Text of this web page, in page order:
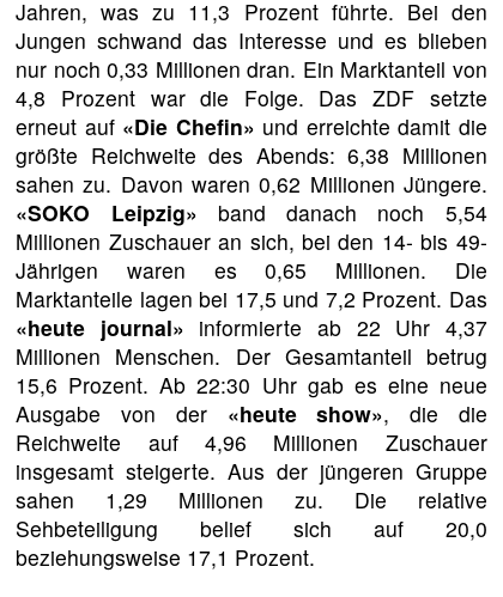
Jahren, was zu 11,3 Prozent führte. Bei den
Jungen schwand das Interesse und es blieben
nur noch 0,33 Millionen dran. Ein Marktanteil von
4,8 Prozent war die Folge. Das ZDF setzte
erneut auf «Die Chefin» und erreichte damit die
größte Reichweite des Abends: 6,38 Millionen
sahen zu. Davon waren 0,62 Millionen Jüngere.
«SOKO Leipzig» band danach noch 5,54
Millionen Zuschauer an sich, bei den 14- bis 49-
Jährigen waren es 0,65 Millionen. Die
Marktanteile lagen bei 17,5 und 7,2 Prozent. Das
«heute journal» informierte ab 22 Uhr 4,37
Millionen Menschen. Der Gesamtanteil betrug
15,6 Prozent. Ab 22:30 Uhr gab es eine neue
Ausgabe von der «heute show», die die
Reichweite auf 4,96 Millionen Zuschauer
insgesamt steigerte. Aus der jüngeren Gruppe
sahen 1,29 Millionen zu. Die relative
Sehbeteiligung belief sich auf 20,0
beziehungsweise 17,1 Prozent.